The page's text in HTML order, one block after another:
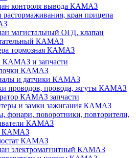
контроля вывода КАМАЗ
растормаживания, кран прицепа
магистальный ОГД, клапан
КАМАЗ
тормозная КАМАЗ
КАМАЗ и запчасти
КАМАЗ
и датчики КАМАЗ
проводов, провода, жгуты КАМАЗ
КАМАЗ запчасти
и замки зажигания КАМАЗ
фонари, поворотники, повторители,
КАМАЗ
КАМАЗ
КАМАЗ
электромагнитный КАМАЗ